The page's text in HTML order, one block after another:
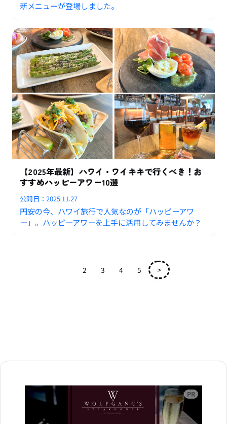
新メニューが登場しました。
【2025年最新】ハワイ・ワイキキで行くべき！お
すすめハッピーアワー10選
公開日：2025.11.27
円安の今、ハワイ旅行で人気なのが「ハッピーアワ
ー」。ハッピーアワーを上手に活用してみませんか？
2 3 4 5 >
広告